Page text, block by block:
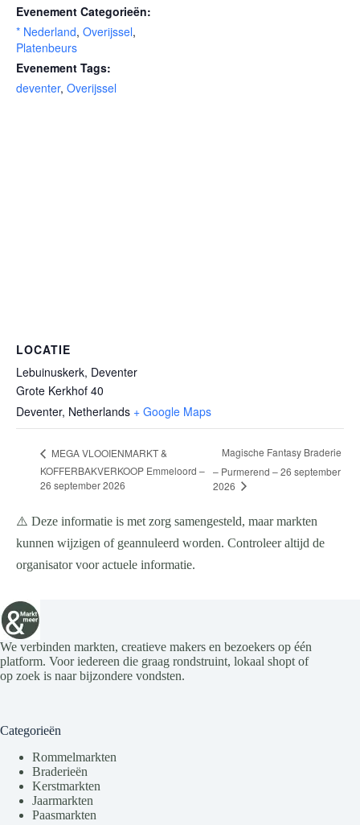
Evenement Categorieën:
* Nederland, Overijssel,
Platenbeurs
Evenement Tags:
deventer, Overijssel
LOCATIE
Lebuinuskerk, Deventer
Grote Kerkhof 40
Deventer, Netherlands + Google Maps
MEGA VLOOIENMARKT &
KOFFERBAKVERKOOP Emmeloord –
26 september 2026
Magische Fantasy Braderie
– Purmerend – 26 september
2026
⚠️ Deze informatie is met zorg samengesteld, maar markten
kunnen wijzigen of geannuleerd worden. Controleer altijd de
organisator voor actuele informatie.
We verbinden markten, creatieve makers en bezoekers op één
platform. Voor iedereen die graag rondstruint, lokaal shopt of
op zoek is naar bijzondere vondsten.
Categorieën
Rommelmarkten
Braderieën
Kerstmarkten
Jaarmarkten
Paasmarkten